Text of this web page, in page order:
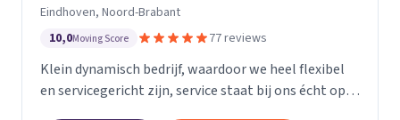
Eindhoven, Noord-Brabant
10,0Moving Score 77 reviews
Klein dynamisch bedrijf, waardoor we heel flexibel
en servicegericht zijn, service staat bij ons écht op